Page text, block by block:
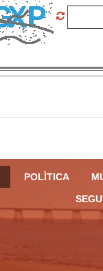
POLÌTICA